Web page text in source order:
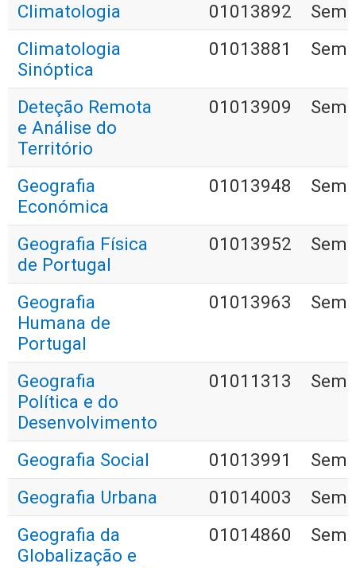
Climatologia 01013892
Climatologia
Sinóptica
01013881
Deteção Remota
e Análise do
Território
01013909
Geografia
Económica
01013948
Geografia Física
de Portugal
01013952
Geografia
Humana de
Portugal
01013963
Geografia
Política e do
Desenvolvimento
01011313
Geografia Social 01013991
Geografia Urbana
01014003
Geografia da
Globalização e
01014860